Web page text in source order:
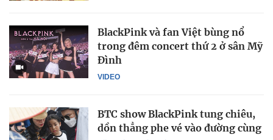
VIDEO
BlackPink và fan Việt bùng nổ
trong đêm concert thứ 2 ở sân Mỹ
Đình
BTC show BlackPink tung chiêu,
dồn thẳng phe vé vào đường cùng